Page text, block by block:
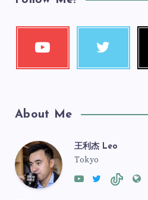
About Me
王利杰 Leo
Tokyo